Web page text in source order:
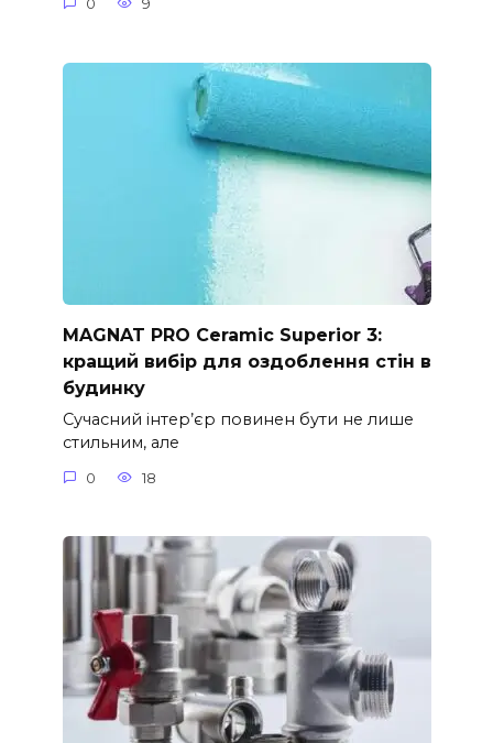
0 9
MAGNAT PRO Ceramic Superior 3:
кращий вибір для оздоблення стін в
будинку
Сучасний інтер’єр повинен бути не лише
стильним, але
0 18